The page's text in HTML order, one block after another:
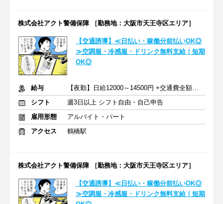
株式会社アクト警備保障 ［勤務地：大阪市天王寺区エリア］
【交通誘導】≪日払い・稼働分前払いOK◎
≫空調服・冷感服・ドリンク無料支給！短期
OK◎
給与
【夜勤】日給12000～14500円 +交通費全額支給
シフト
週3日以上 シフト自由・自己申告
雇用形態
アルバイト・パート
アクセス
鶴橋駅
株式会社アクト警備保障 ［勤務地：大阪市天王寺区エリア］
【交通誘導】≪日払い・稼働分前払いOK◎
≫空調服・冷感服・ドリンク無料支給！短期